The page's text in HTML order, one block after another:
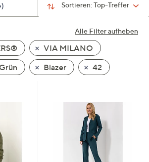
Sortieren:Top-Treffer
Alle Filter aufheben
VIA MILANO
Grün Blazer 42